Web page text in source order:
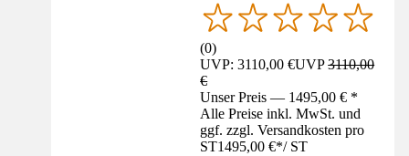
(0)
UVP: 3110,00 €UVP3110,00
€
Unser Preis — 1495,00 € *
Alle Preise inkl. MwSt. und
ggf. zzgl. Versandkosten pro
ST1495,00 €*/ ST